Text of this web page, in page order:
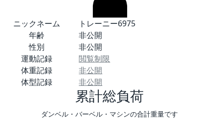
ニックネーム
トレーニー6975
年齢
非公開
性別
非公開
運動記録
閲覧制限
体重記録
非公開
体型記録
非公開
累計総負荷
ダンベル・バーベル・マシンの合計重量です